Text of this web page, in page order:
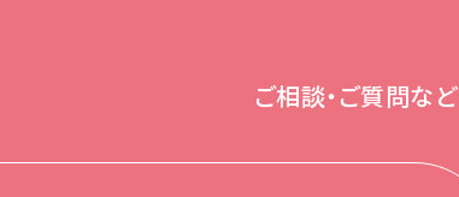
ご相談・ご質問など